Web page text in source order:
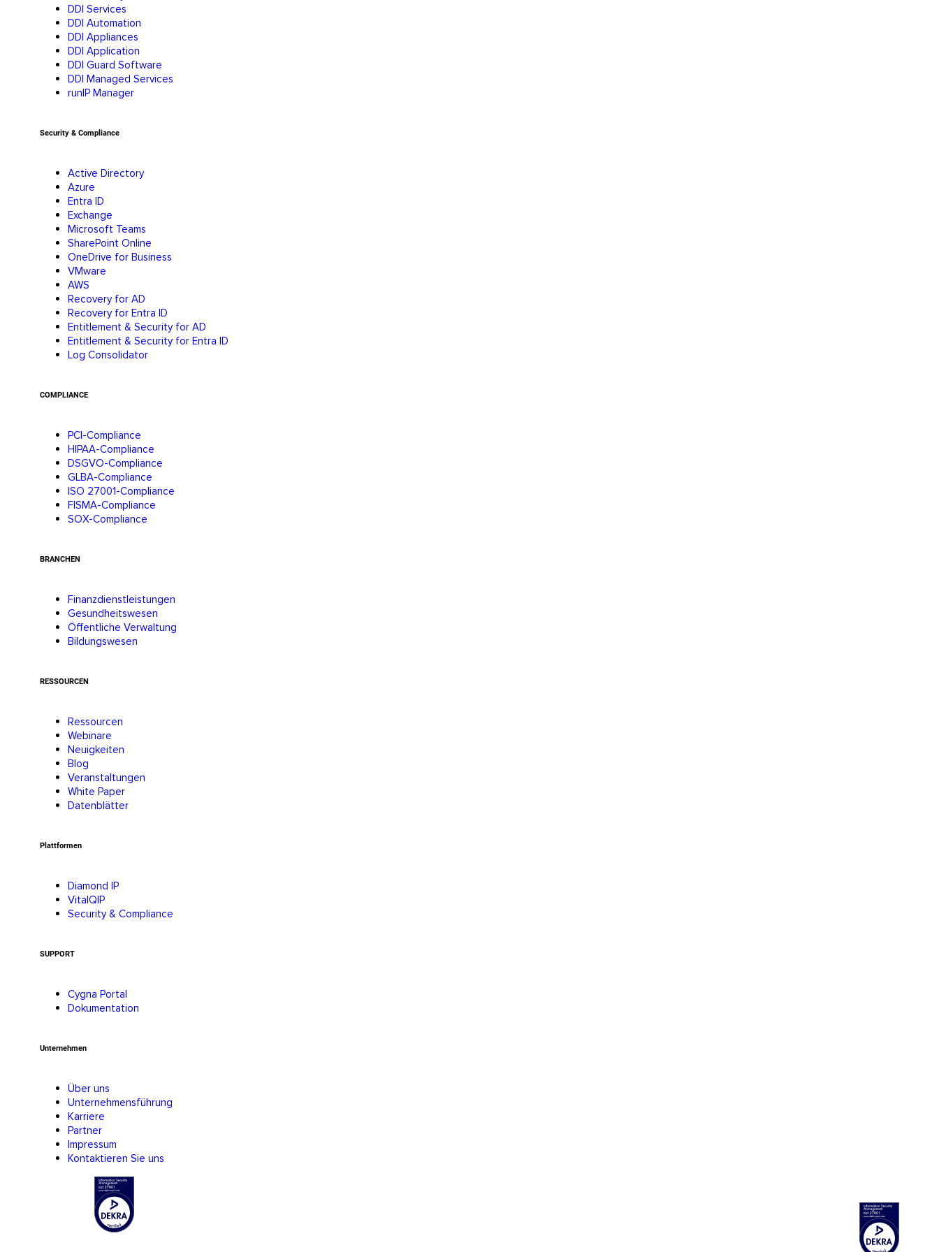
DDI Services
DDI Automation
DDI Appliances
DDI Application
DDI Guard Software
DDI Managed Services
runIP Manager
Security & Compliance
Active Directory
Azure
Entra ID
Exchange
Microsoft Teams
SharePoint Online
OneDrive for Business
VMware
AWS
Recovery for AD
Recovery for Entra ID
Entitlement & Security for AD
Entitlement & Security for Entra ID
Log Consolidator
COMPLIANCE
PCI-Compliance
HIPAA-Compliance
DSGVO-Compliance
GLBA-Compliance
ISO 27001-Compliance
FISMA-Compliance
SOX-Compliance
BRANCHEN
Finanzdienstleistungen
Gesundheitswesen
Öffentliche Verwaltung
Bildungswesen
RESSOURCEN
Ressourcen
Webinare
Neuigkeiten
Blog
Veranstaltungen
White Paper
Datenblätter
Plattformen
Diamond IP
VitalQIP
Security & Compliance
SUPPORT
Cygna Portal
Dokumentation
Unternehmen
Über uns
Unternehmensführung
Karriere
Partner
Impressum
Kontaktieren Sie uns